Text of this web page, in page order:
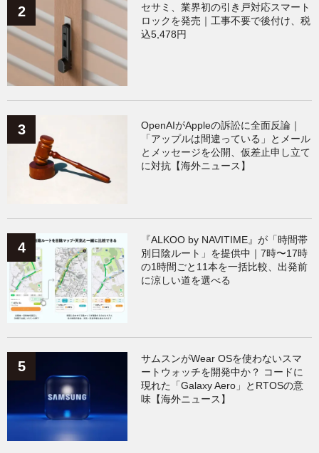
セサミ、業界初の引き戸対応スマート
ロックを発売｜工事不要で後付け、税
込5,478円
OpenAIがAppleの訴訟に全面反論｜
「アップルは間違っている」とメール
とメッセージを公開、仮差止申し立て
に対抗【海外ニュース】
『ALKOO by NAVITIME』が「時間帯
別日陰ルート」を提供中｜7時〜17時
の1時間ごと11本を一括比較、出発前
に涼しい道を選べる
サムスンがWear OSを使わないスマ
ートウォッチを開発中か？ コードに
現れた「Galaxy Aero」とRTOSの意
味【海外ニュース】